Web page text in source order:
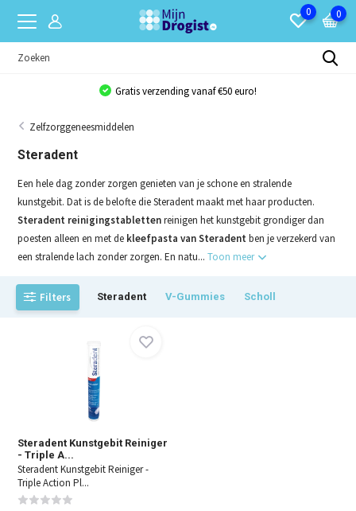
0 0
Gratis verzending vanaf €50 euro!
Zelfzorggeneesmiddelen
Steradent
Een hele dag zonder zorgen genieten van je schone en stralende
kunstgebit. Dat is de belofte die Steradent maakt met haar producten.
Steradent reinigingstablettenreinigen het kunstgebit grondiger dan
poesten alleen en met de kleefpasta van Steradentben je verzekerd van
een stralende lach zonder zorgen. En natu...Toon meer
Filters Steradent V-Gummies Scholl
Steradent Kunstgebit Reiniger
- Triple A...
Steradent Kunstgebit Reiniger -
Triple Action Pl...